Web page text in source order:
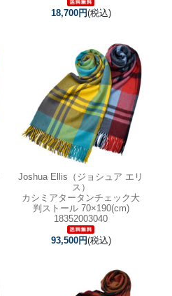
18,700円(税込)
Joshua Ellis（ジョシュア エリ
ス）
カシミアタータンチェック大
判ストール 70×190(cm)
18352003040
93,500円(税込)